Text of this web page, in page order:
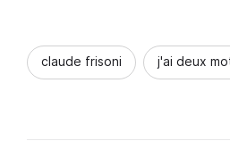
claude frisoni j'ai deux